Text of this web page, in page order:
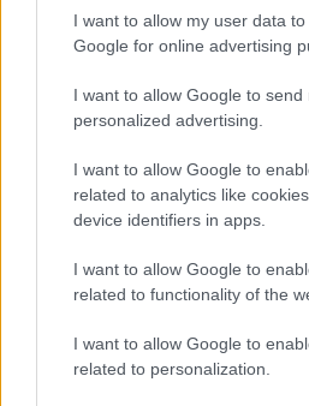
I want to allow my user data
Google for online advertising
I want to allow Google to send
personalized advertising.
I want to allow Google to
related to analytics like
device identifiers in apps.
I want to allow Google to
related to functionality of the
I want to allow Google to
related to personalization.
Λαμπρός εσπερινός στον
Μεταμόρφωση του Σωτήρος